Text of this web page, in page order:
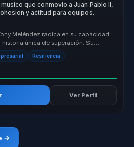
que conmovio a Juan Pablo II,
y actitud para equipos.
Meléndez radica en su capacidad
historia única de superación. Su
Resiliencia
Ver Perfil
→